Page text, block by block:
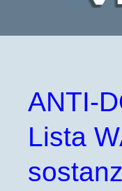
ANTI-
Lista